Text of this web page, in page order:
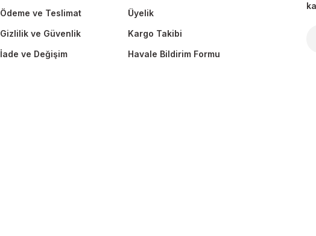
Gönder
Ödeme ve Teslimat
Gizlilik ve Güvenlik
İade ve Değişim
Üyelik
Kargo Takibi
Havale Bildirim Formu